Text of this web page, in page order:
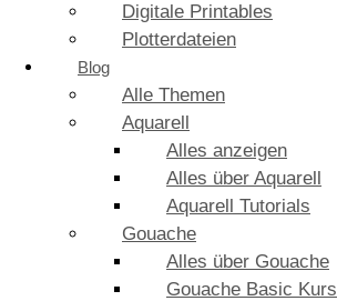
Digitale Printables
Plotterdateien
Blog
Alle Themen
Aquarell
Alles anzeigen
Alles über Aquarell
Aquarell Tutorials
Gouache
Alles über Gouache
Gouache Basic Kurs